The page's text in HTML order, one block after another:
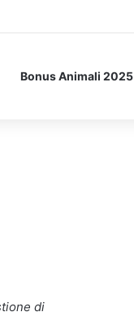
Bonus Animali 2025
di